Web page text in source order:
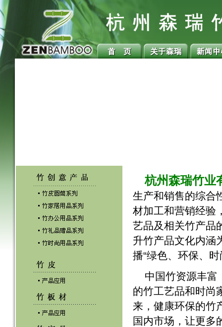
杭州森瑞竹业
生产和销售的综合
材加工和营销经验
艺品及相关竹产品
升竹产品文化内涵
播“绿色、环保、
中国竹资源丰富
的竹工艺品和时尚
来，健康环保的竹
国内市场，让更多